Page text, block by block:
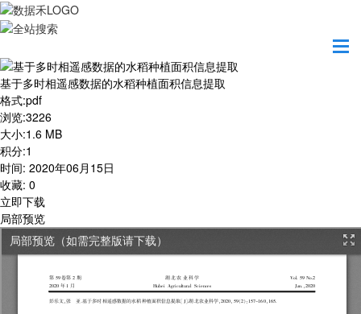
基于多时相遥感数据的水稻种植面积信息提取
基于多时相遥感数据的水稻种植面积信息提取
格式:pdf
浏览:3226
大小:1.6 MB
积分:1
时间: 2020年06月15日
收藏: 0
立即下载
局部预览